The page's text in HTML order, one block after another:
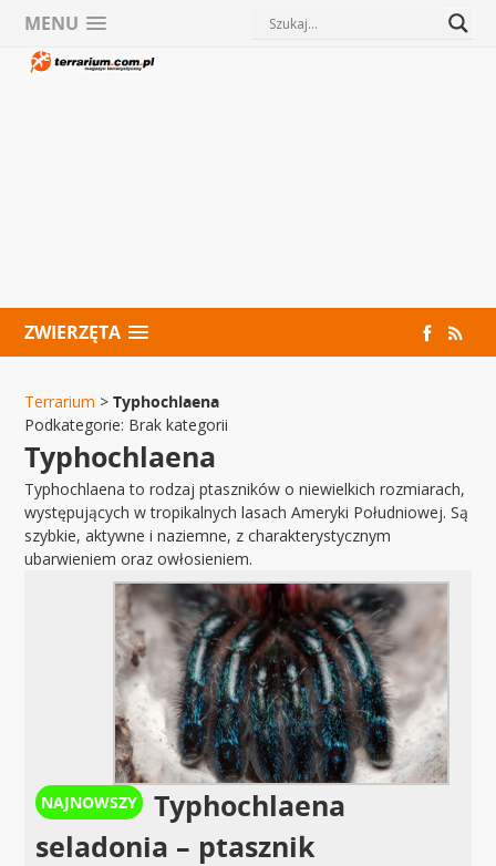
MENU
ZWIERZĘTA
Terrarium >Typhochlaena
Podkategorie: Brak kategorii
Typhochlaena
Typhochlaena to rodzaj ptaszników o niewielkich rozmiarach,
występujących w tropikalnych lasach Ameryki Południowej. Są
szybkie, aktywne i naziemne, z charakterystycznym
ubarwieniem oraz owłosieniem.
Typhochlaena
seladonia – ptasznik